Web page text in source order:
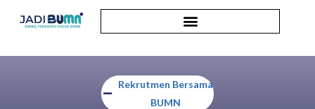
Rekrutmen Bersama
BUMN